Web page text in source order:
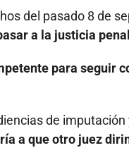
del pasado 8 de
a la justicia
para seguir
de
a que otro juez